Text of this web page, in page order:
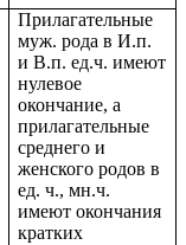
Прилагательные
муж. рода в И.п.
и В.п. ед.ч. имеют
нулевое
окончание, а
прилагательные
среднего и
женского родов в
ед. ч., мн.ч.
имеют окончания
кратких